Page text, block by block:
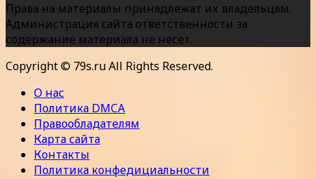
Права на материалы принадлежат их владельцам.
Администрация сайта ответственности за
содержание материала не несет.
Copyright © 79s.ru All Rights Reserved.
О нас
Политика DMCA
Правообладателям
Карта сайта
Контакты
Политика конфедициальности